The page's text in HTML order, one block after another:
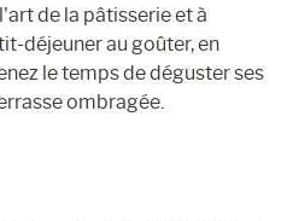
de la pâtisserie et à
déjeuner au goûter, en
le temps de déguster ses
ombragée.